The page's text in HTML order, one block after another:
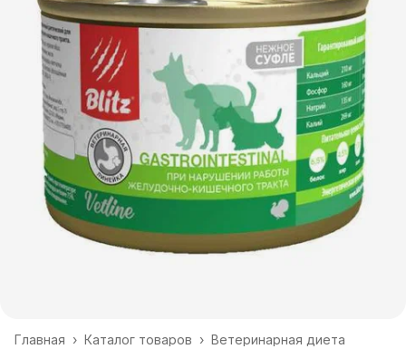
Ветеринарная диета
Каталог товаров ›
Главная ›